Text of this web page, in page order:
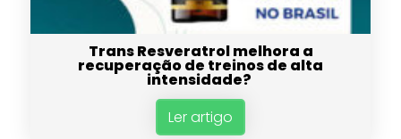
Trans Resveratrol melhora a
recuperação de treinos de alta
intensidade?
Ler artigo